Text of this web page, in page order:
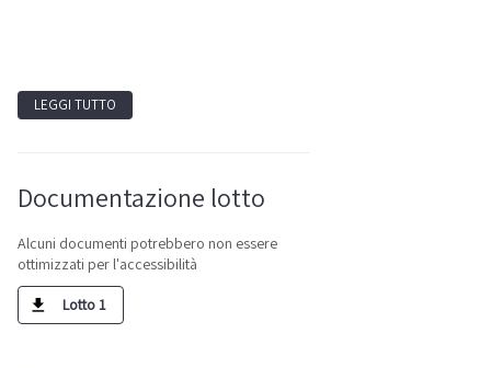
LEGGI TUTTO
Documentazione lotto
Alcuni documenti potrebbero non essere
ottimizzati per l'accessibilità
Lotto 1